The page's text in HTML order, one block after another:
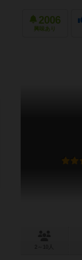
2006
興味あり